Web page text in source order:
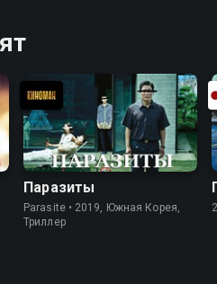
Паразиты
Parasite • 2019, Южная Корея,
Триллер